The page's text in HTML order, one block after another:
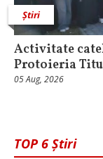
Știri
Activitate
Protoieria Titu
05 Aug, 2026
TOP 6 Știri